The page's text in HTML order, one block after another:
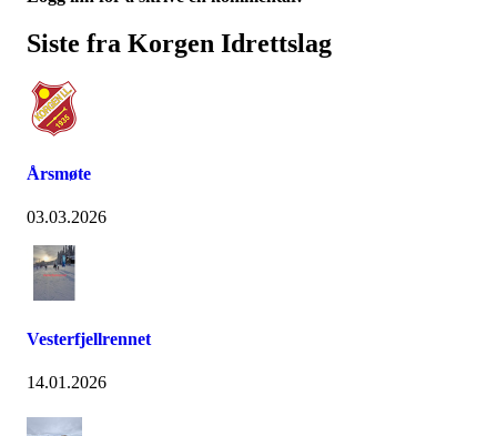
Siste fra Korgen Idrettslag
Årsmøte
03.03.2026
Vesterfjellrennet
14.01.2026